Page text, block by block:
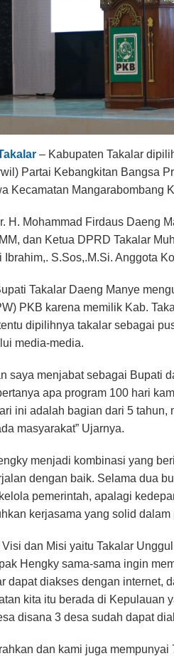
– Kabupaten Takalar
Partai Kebangkitan Bangsa
Kecamatan Mangarabombang
H. Mohammad Firdaus Daeng
dan Ketua DPRD Takalar
S.Sos,.M.Si. Anggota
Takalar Daeng Manye
PKB karena memilik Kab.
dipilihnya takalar sebagai
media-media.
saya menjabat sebagai Bupati
apa program 100 hari
ini adalah bagian dari 5
masyarakat” Ujarnya.
menjadi kombinasi yang
dengan baik. Selama dua
pemerintah, apalagi
kerjasama yang solid
dan Misi yaitu Takalar
Hengky sama-sama ingin
dapat diakses dengan internet,
kita itu berada di Kepulauan
disana 3 desa sudah dapat
dan kami juga